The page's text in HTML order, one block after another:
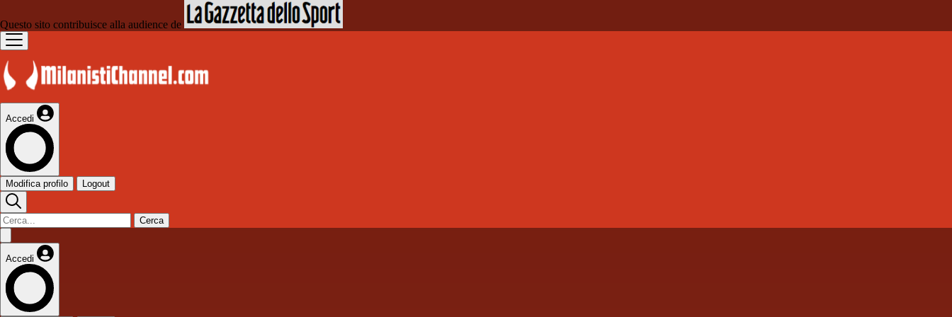
Questo sito contribuisce alla audience de
Accedi
Modifica profilo Logout
Cerca
Accedi